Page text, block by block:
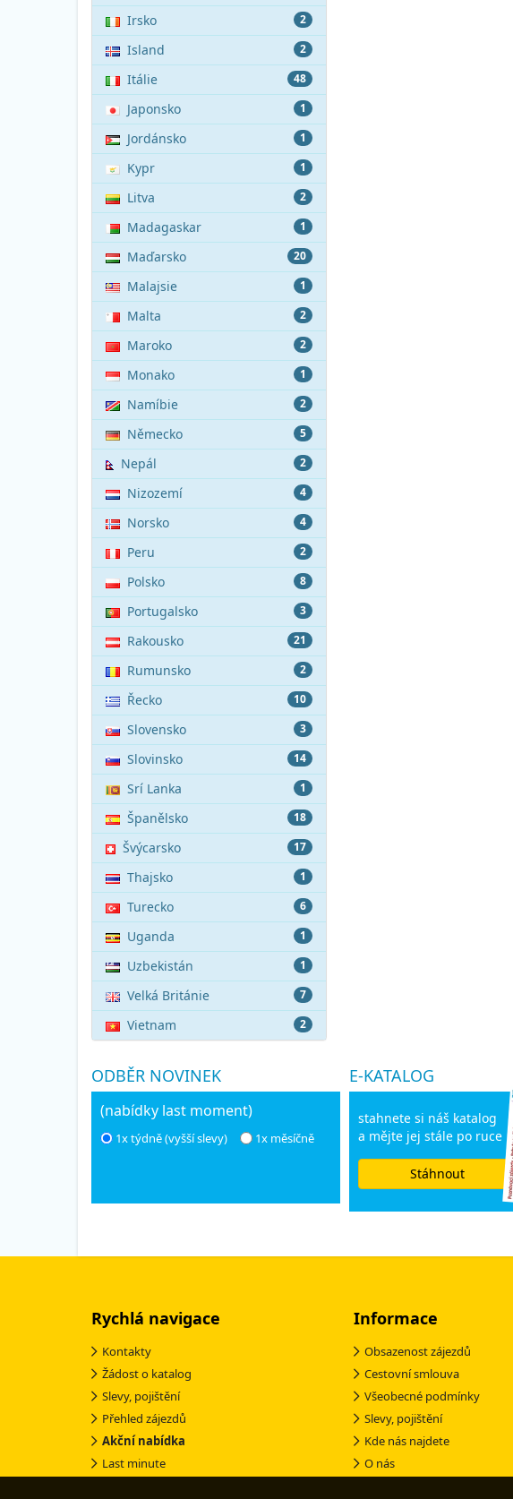
2
Irsko
2
Island
48
Itálie
1
Japonsko
1
Jordánsko
1
Kypr
2
Litva
1
Madagaskar
20
Maďarsko
1
Malajsie
2
Malta
2
Maroko
1
Monako
2
Namíbie
5
Německo
2
Nepál
4
Nizozemí
4
Norsko
2
Peru
8
Polsko
3
Portugalsko
21
Rakousko
2
Rumunsko
10
Řecko
3
Slovensko
14
Slovinsko
1
Srí Lanka
18
Španělsko
17
Švýcarsko
1
Thajsko
6
Turecko
1
Uganda
1
Uzbekistán
7
Velká Británie
2
Vietnam
ODBĚR NOVINEK
(nabídky last moment)
1x týdně (vyšší slevy) 1x měsíčně
E-KATALOG
stahnete si náš katalog
a mějte jej stále po ruce
Stáhnout
Rychlá navigace
Kontakty
Žádost o katalog
Slevy, pojištění
Přehled zájezdů
Akční nabídka
Last minute
Informace
Obsazenost zájezdů
Cestovní smlouva
Všeobecné podmínky
Slevy, pojištění
Kde nás najdete
O nás